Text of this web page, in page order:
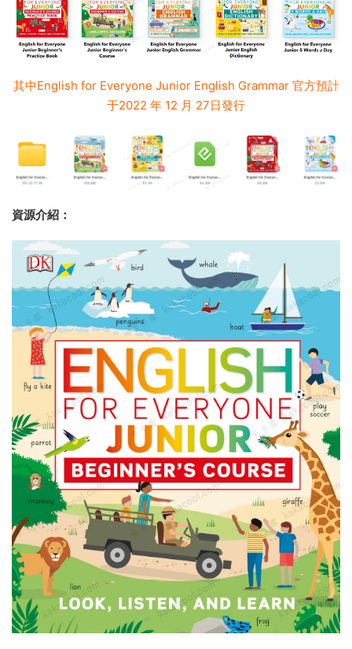
其中English for Everyone Junior English Grammar 官方預計
于2022 年 12 月 27日發行
資源介紹：